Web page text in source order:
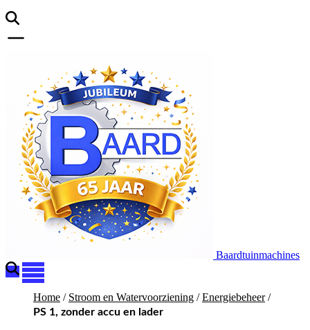
Baardtuinmachines
Home / Stroom en Watervoorziening /Energiebeheer/
PS 1, zonder accu en lader